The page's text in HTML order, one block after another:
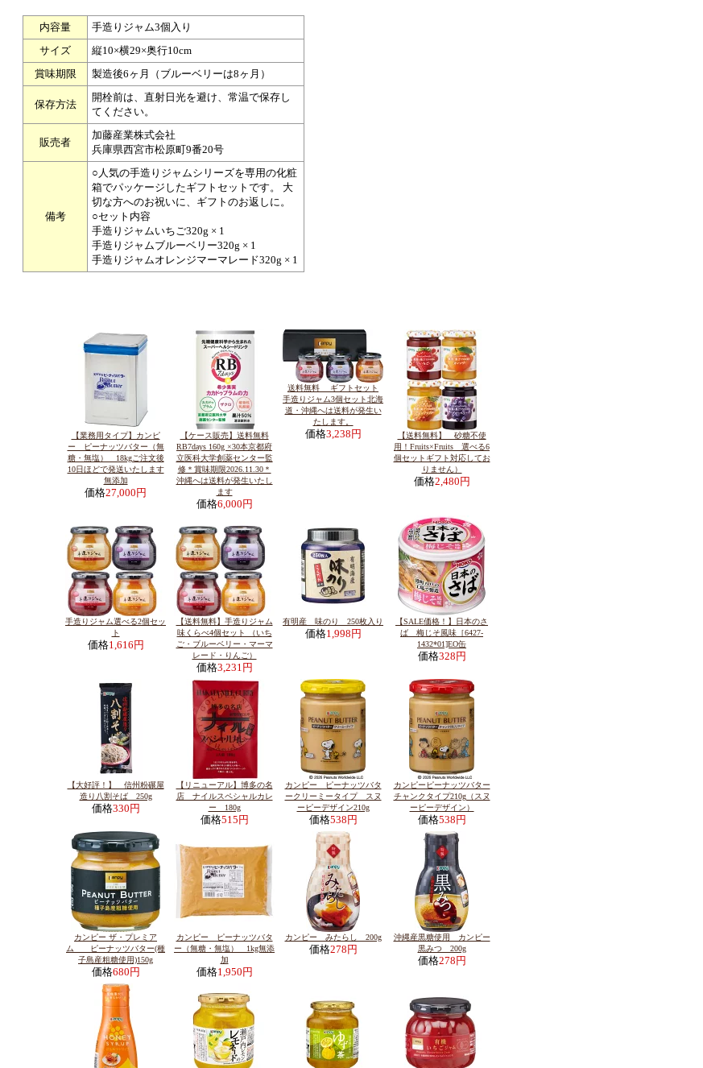
内容量
手造りジャム3個入り
サイズ
縦10×横29×奥行10cm
賞味期限
製造後6ヶ月（ブルーベリーは8ヶ月）
保存方法
開栓前は、直射日光を避け、常温で保存し
てください。
販売者
加藤産業株式会社
兵庫県西宮市松原町9番20号
備考
○人気の手造りジャムシリーズを専用の化粧
箱でパッケージしたギフトセットです。 大
切な方へのお祝いに、ギフトのお返しに。
○セット内容
手造りジャムいちご320g × 1
手造りジャムブルーベリー320g × 1
手造りジャムオレンジマーマレード320g × 1
【業務用タイプ】カンピ
ー ピーナッツバター（無
糖・無塩） 18kgご注文後
10日ほどで発送いたします
無添加
価格27,000円
【ケース販売】送料無料
RB7days 160g ×30本京都府
立医科大学創薬センター監
修＊賞味期限2026.11.30＊
沖縄へは送料が発生いたし
ます
価格6,000円
送料無料 ギフトセット
手造りジャム3個セット北海
道・沖縄へは送料が発生い
たします。
価格3,238円
【送料無料】 砂糖不使
用！Fruits×Fruits 選べる6
個セットギフト対応してお
りません）
価格2,480円
手造りジャム選べる2個セッ
ト
価格1,616円
【送料無料】手造りジャム
味くらべ4個セット （いち
ご・ブルーベリー・マーマ
レード・りんご）
価格3,231円
有明産 味のり 250枚入り
価格1,998円
【SALE価格！】日本のさ
ば 梅じそ風味［6427-
1432*01]EO缶
価格328円
【大好評！】 信州粉碾屋
造り八割そば 250g
価格330円
【リニューアル】博多の名
店 ナイルスペシャルカレ
ー 180g
価格515円
カンピー ピーナッツバタ
ークリーミータイプ スヌ
ーピーデザイン210g
価格538円
カンピーピーナッツバター
チャンクタイプ210g（スヌ
ーピーデザイン）
価格538円
カンピー ザ・プレミア
ム ピーナッツバター(種
子島産粗糖使用)150g
価格680円
カンピー ピーナッツバタ
ー（無糖・無塩） 1kg無添
加
価格1,950円
カンピー みたらし 200g
価格278円
沖縄産黒糖使用 カンピー
黒みつ 200g
価格278円